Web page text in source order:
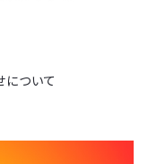
ついて